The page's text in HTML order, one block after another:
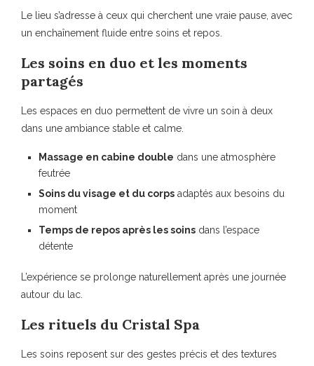
Le lieu s’adresse à ceux qui cherchent une vraie pause, avec
un enchaînement fluide entre soins et repos.
Les soins en duo et les moments
partagés
Les espaces en duo permettent de vivre un soin à deux
dans une ambiance stable et calme.
Massage en cabine double dans une atmosphère
feutrée
Soins du visage et du corps adaptés aux besoins du
moment
Temps de repos après les soins dans l’espace
détente
L’expérience se prolonge naturellement après une journée
autour du lac.
Les rituels du Cristal Spa
Les soins reposent sur des gestes précis et des textures